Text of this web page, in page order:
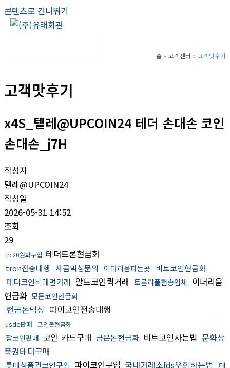
콘텐츠로 건너뛰기
홈 고객센터 고객맛후기
고객맛후기
x4S_텔레@UPCOIN24 테더 손대손 코인
손대손_j7H
작성자
텔레@UPCOIN24
작성일
2026-05-31 14:52
조회
29
trc20원화구입 테더트론현금화
tron전송대행 자금믹싱문의 이더리움파는곳 비트코인현금화
테더코인비대면거래 알트코인퀵거래 트론리플전송업체 이더리움
현금화 모든코인현금화
현금돈믹싱 파이코인전송대행
usdc판매 코인돈현금화
잡코인판매 코인 카드구매 금은돈현금화 비트코인사는법 문화상
품권테더구매
롯데상품권코인구입 파이코인구입 국내거래소fds우회하는법
테